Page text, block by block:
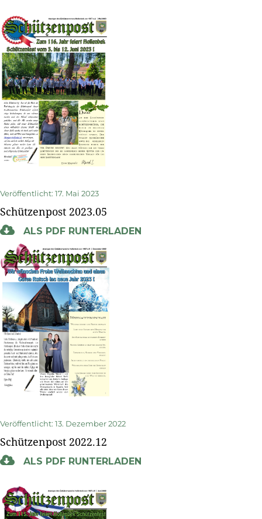
Veröffentlicht: 17. Mai 2023
Schützenpost 2023.05
ALS PDF RUNTERLADEN
Veröffentlicht: 13. Dezember 2022
Schützenpost 2022.12
ALS PDF RUNTERLADEN